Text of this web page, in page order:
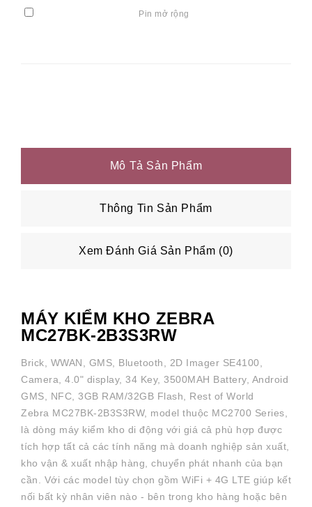
Pin mở rộng
Mô Tả Sản Phẩm
Thông Tin Sản Phẩm
Xem Đánh Giá Sản Phẩm (0)
MÁY KIỂM KHO ZEBRA
MC27BK-2B3S3RW
Brick, WWAN, GMS, Bluetooth, 2D Imager SE4100,
Camera, 4.0" display, 34 Key, 3500MAH Battery, Android
GMS, NFC, 3GB RAM/32GB Flash, Rest of World
Zebra MC27BK-2B3S3RW, model thuộc MC2700 Series,
là dòng máy kiểm kho di động với giá cả phù hợp được
tích hợp tất cả các tính năng mà doanh nghiệp sản xuất,
kho vận & xuất nhập hàng, chuyển phát nhanh của bạn
cần. Với các model tùy chọn gồm WiFi + 4G LTE giúp kết
nối bất kỳ nhân viên nào - bên trong kho hàng hoặc bên